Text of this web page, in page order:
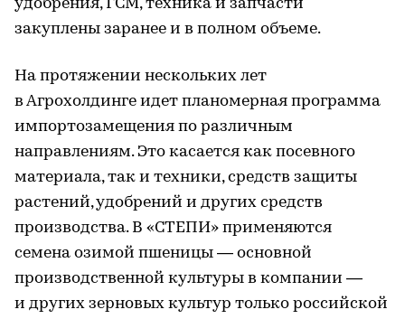
удобрения, ГСМ, техника и запчасти
закуплены заранее и в полном объеме.
На протяжении нескольких лет
в Агрохолдинге идет планомерная программа
импортозамещения по различным
направлениям. Это касается как посевного
материала, так и техники, средств защиты
растений, удобрений и других средств
производства. В «СТЕПИ» применяются
семена озимой пшеницы — основной
производственной культуры в компании —
и других зерновых культур только российской